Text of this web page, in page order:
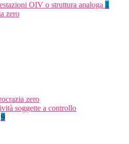
OIV o struttura analoga 1
zero
zero
soggette a controllo
9